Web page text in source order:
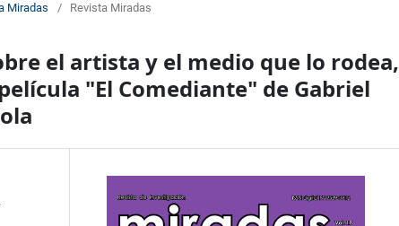
Miradas / Revista Miradas
el artista y el medio que lo rodea,
"El Comediante" de Gabriel